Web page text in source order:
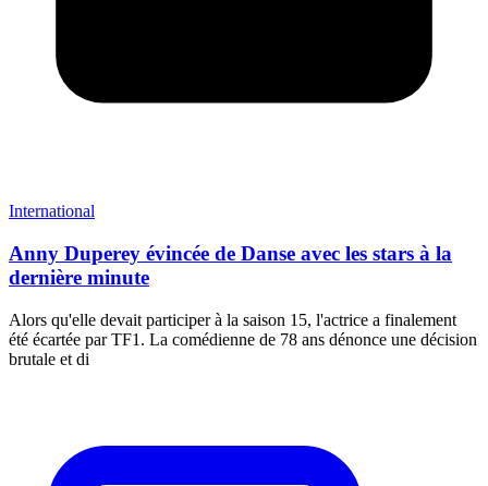
International
Anny Duperey évincée de Danse avec les stars à la
dernière minute
Alors qu'elle devait participer à la saison 15, l'actrice a finalement
été écartée par TF1. La comédienne de 78 ans dénonce une décision
brutale et di